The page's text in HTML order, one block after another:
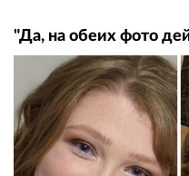
"Да, на обеих фото